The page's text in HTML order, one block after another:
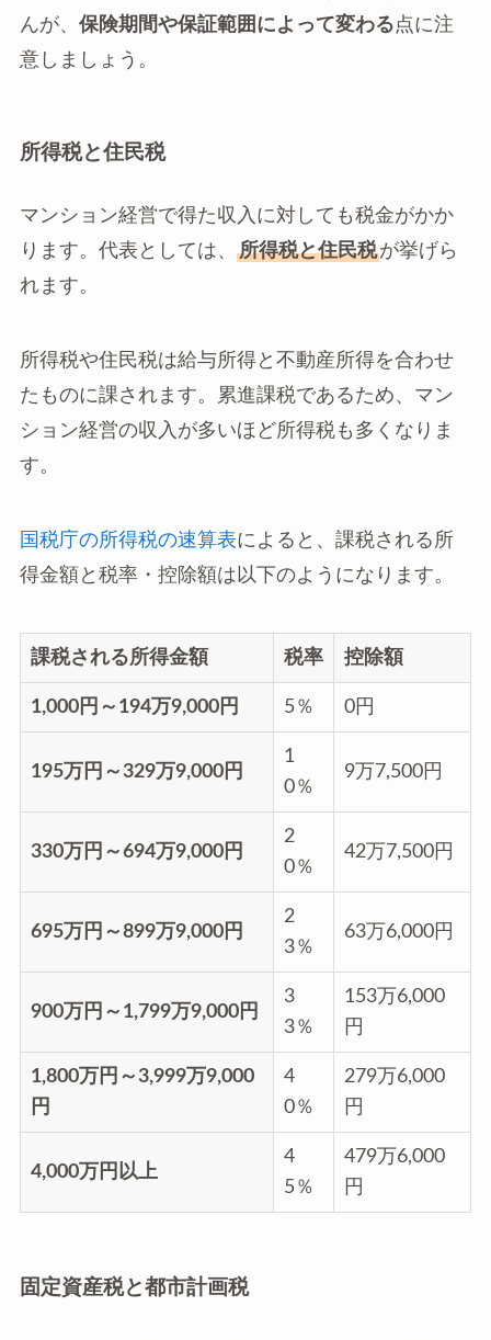
んが、 保険期間や保証範囲によって変わる点に注
意しましょう。
所得税と住民税
マンション経営で得た収入に対しても税金がかか
ります。代表としては、
所得税と住民税が挙げら
れます。
所得税や住民税は給与所得と不動産所得を合わせ
たものに課されます。累進課税であるため、マン
ション経営の収入が多いほど所得税も多くなりま
す。
国税庁の所得税の速算表によると、課税される所
得金額と税率・控除額は以下のようになります。
課税される所得金額 税率 控除額
1,000円～194万9,000円 5％ 0円
195万円～329万9,000円
1
0％
9万7,500円
330万円～694万9,000円
2
0％
42万7,500円
695万円～899万9,000円
2
3％
63万6,000円
900万円～1,799万9,000円
3
3％
153万6,000
円
1,800万円～3,999万9,000
円
4
0％
279万6,000
円
4,000万円以上
4
5％
479万6,000
円
固定資産税と都市計画税